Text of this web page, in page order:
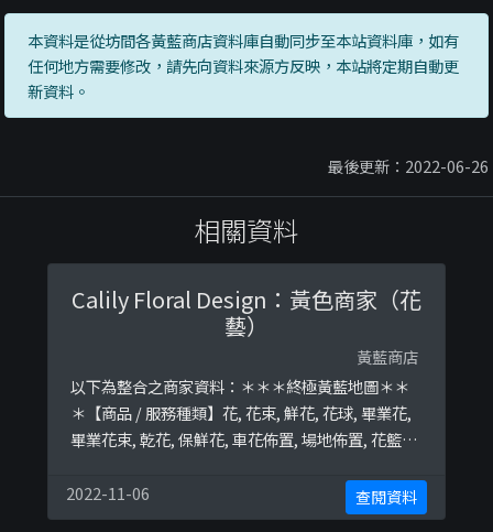
本資料是從坊間各黃藍商店資料庫自動同步至本站資料庫，如有
任何地方需要修改，請先向資料來源方反映，本站將定期自動更
新資料。
最後更新：2022-06-26
相關資料
Calily Floral Design：黃色商家（花
藝）
黃藍商店
以下為整合之商家資料：＊＊＊終極黃藍地圖＊＊
＊【商品 / 服務種類】花, 花束, 鮮花, 花球, 畢業花,
畢業花束, 乾花, 保鮮花, 車花佈置, 場地佈置, 花籃終
原因。＊＊＊和你查＊＊＊以下係商戶自行提供嘅
簡介：Floral design | Wedding &amp; event
2022-11-06 查閱資料